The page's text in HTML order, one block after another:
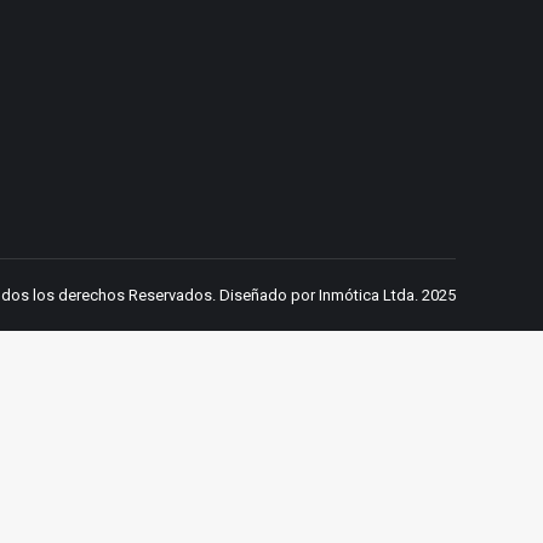
los derechos Reservados. Diseñado por Inmótica Ltda. 2025